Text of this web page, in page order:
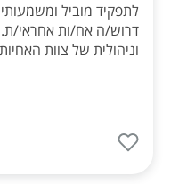
לתפקיד מוביל
דרוש/ה אח/ות אחראי/ת.
וניהולית של צוות